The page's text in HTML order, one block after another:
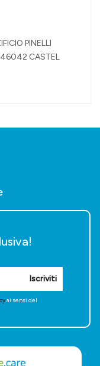
PINELLI
46042 CASTEL
Iscriviti
ai sensi del